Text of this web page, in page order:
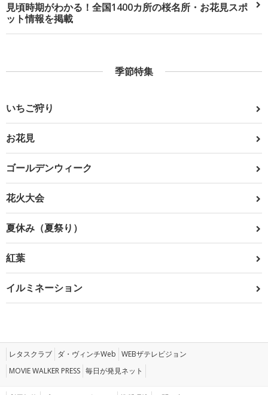
見頃時期がわかる！全国1400カ所の桜名所・お花見スポ
ット情報を掲載
季節特集
いちご狩り
お花見
ゴールデンウィーク
花火大会
夏休み（夏祭り）
紅葉
イルミネーション
レタスクラブ ダ・ヴィンチWeb WEBザテレビジョン
MOVIE WALKER PRESS 毎日が発見ネット